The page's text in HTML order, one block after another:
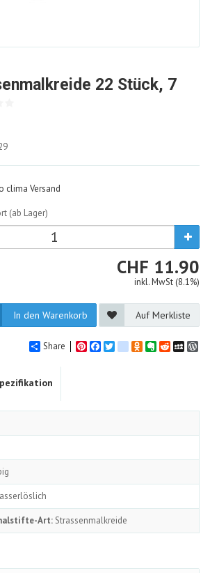
22 Stück, 7
clima Versand
(ab Lager)
CHF CHF
11.90
inkl. MwSt (8.1%)
In den Warenkorb Auf Merkliste
Share PinterestFacebook
Twittergoogle_bookmarks
Odnoklassniki
Evernote
Reddit
Art: Strassenmalkreide